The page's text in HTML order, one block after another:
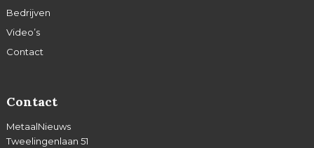
Bedrijven
Video’s
Contact
Contact
MetaalNieuws
Tweelingenlaan 51